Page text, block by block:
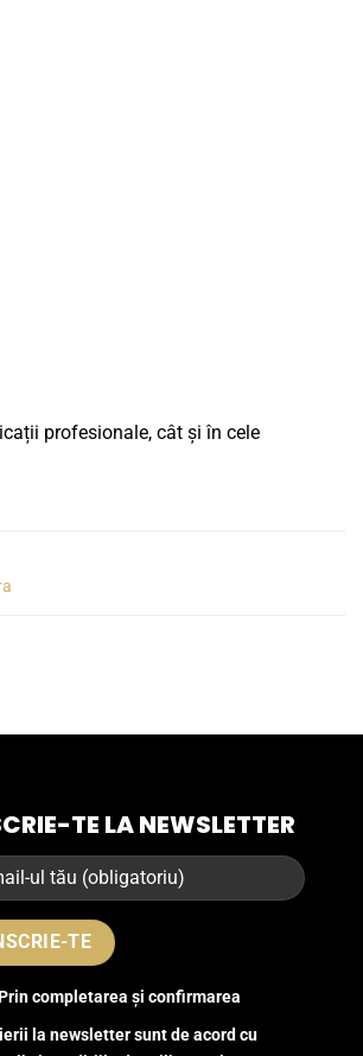
profesionale, cât și în cele
TE LA NEWSLETTER
completarea și confirmarea
la newsletter sunt de acord cu